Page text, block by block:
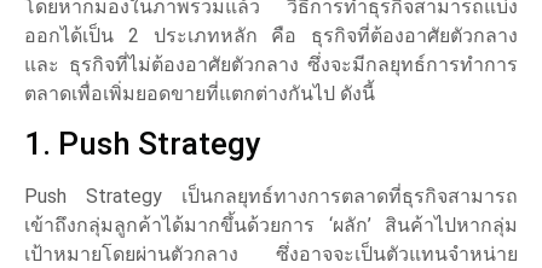
โดยหากมองในภาพรวมแล้ว วิธีการทำธุรกิจสามารถแบ่ง
ออกได้เป็น 2 ประเภทหลัก คือ ธุรกิจที่ต้องอาศัยตัวกลาง
และ ธุรกิจที่ไม่ต้องอาศัยตัวกลาง ซึ่งจะมีกลยุทธ์การทำการ
ตลาดเพื่อเพิ่มยอดขายที่แตกต่างกันไป ดังนี้
1. Push Strategy
Push Strategy เป็นกลยุทธ์ทางการตลาดที่ธุรกิจสามารถ
เข้าถึงกลุ่มลูกค้าได้มากขึ้นด้วยการ ‘ผลัก’ สินค้าไปหากลุ่ม
เป้าหมายโดยผ่านตัวกลาง ซึ่งอาจจะเป็นตัวแทนจำหน่าย